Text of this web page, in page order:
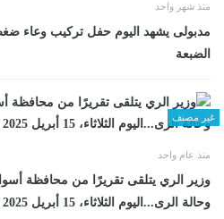
منذ شهر واحد
مدبولى يشهد اليوم حفل تركيب وعاء
الضبعة
غير مصنف
منذ عام واحد
وزير الري يتلقى تقريرًا من محافظة
وحالة الرى...اليوم الثلاثاء، 15 أبريل 2025 09:42 صـ منذ 37 دقيقة